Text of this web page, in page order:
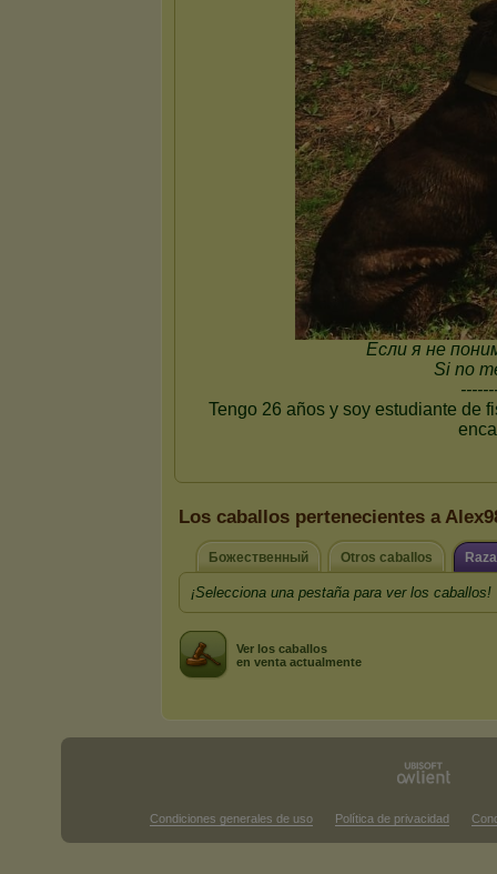
Los caballos pertenecientes a
Божественный Otros caballos
¡Selecciona una pestaña para ver los caballos!
Ver los caballos
en venta actualmente
Condiciones generales de uso Política de privacidad